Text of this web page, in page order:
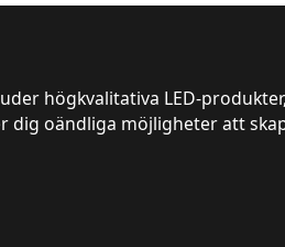
högkvalitativa LED-
dig oändliga möjligheter att